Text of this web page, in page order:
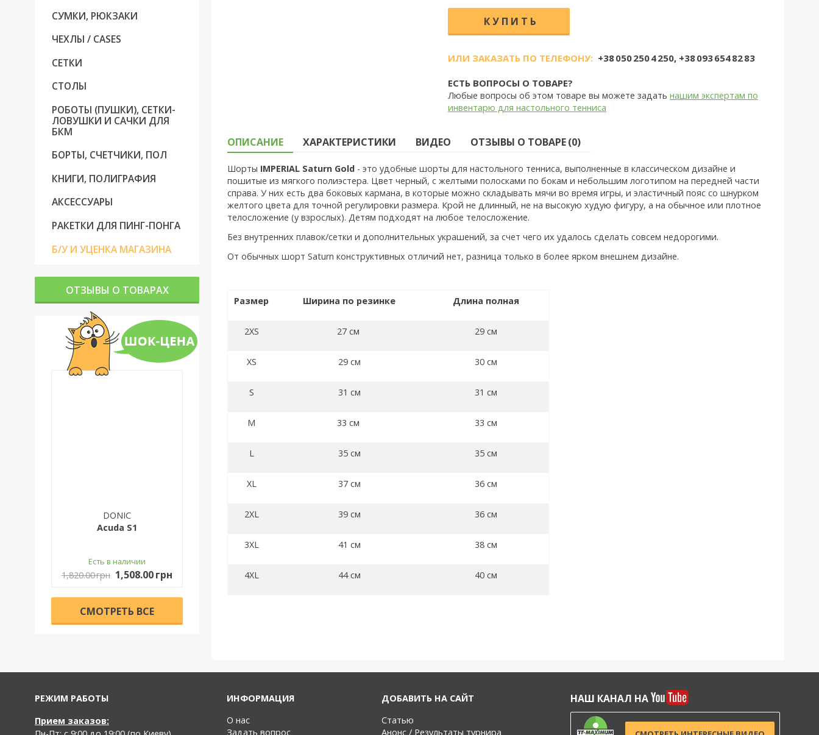
СУМКИ, РЮКЗАКИ
ЧЕХЛЫ / CASES
СЕТКИ
СТОЛЫ
РОБОТЫ (ПУШКИ), СЕТКИ-
ЛОВУШКИ И САЧКИ ДЛЯ
БКМ
БОРТЫ, СЧЕТЧИКИ, ПОЛ
КНИГИ, ПОЛИГРАФИЯ
АКСЕССУАРЫ
РАКЕТКИ ДЛЯ ПИНГ-ПОНГА
Б/У И УЦЕНКА МАГАЗИНА
ОТЗЫВЫ О ТОВАРАХ
DONIC
Acuda S1
Есть в наличии
1,820.00 грн 1,508.00 грн
CМОТРЕТЬ ВСЕ
ИЛИ ЗАКАЗАТЬ ПО ТЕЛЕФОНУ: +38 050 250 4 250, +38 093 654 82 83
ЕСТЬ ВОПРОСЫ О ТОВАРЕ?
Любые вопросы об этом товаре вы можете задать нашим экспертам по
инвентарю для настольного тенниса
ОПИСАНИЕ ХАРАКТЕРИСТИКИ ВИДЕО ОТЗЫВЫ О ТОВАРЕ (0)
Шорты IMPERIAL Saturn Gold - это удобные шорты для настольного тенниса, выполненные в классическом дизайне и
пошитые из мягкого полиэстера. Цвет черный, с желтыми полосками по бокам и небольшим логотипом на передней части
справа. У них есть два боковых кармана, в которые можно складывать мячи во время игры, и эластичный пояс со шнурком
желтого цвета для точной регулировки размера. Крой не длинный, не на высокую худую фигуру, а на обычное или плотное
телосложение (у взрослых). Детям подходят на любое телосложение.
Без внутренних плавок/сетки и дополнительных украшений, за счет чего их удалось сделать совсем недорогими.
От обычных шорт Saturn конструктивных отличий нет, разница только в более ярком внешнем дизайне.
Размер Ширина по резинке Длина полная​
2XS 27 см 29 см
XS 29 см 30 см
S 31 см 31 см
M 33 см 33 см
L 35 см 35 см
ХL 37 см 36 см
2ХL 39 см 36 см
3ХL 41 см 38 см
4ХL 44 см 40 см
РЕЖИМ РАБОТЫ
Прием заказов:
ИНФОРМАЦИЯ
О нас
Задать вопрос
ДОБАВИТЬ НА САЙТ
Статью
Анонс / Результаты турнира
НАШ КАНАЛ НА